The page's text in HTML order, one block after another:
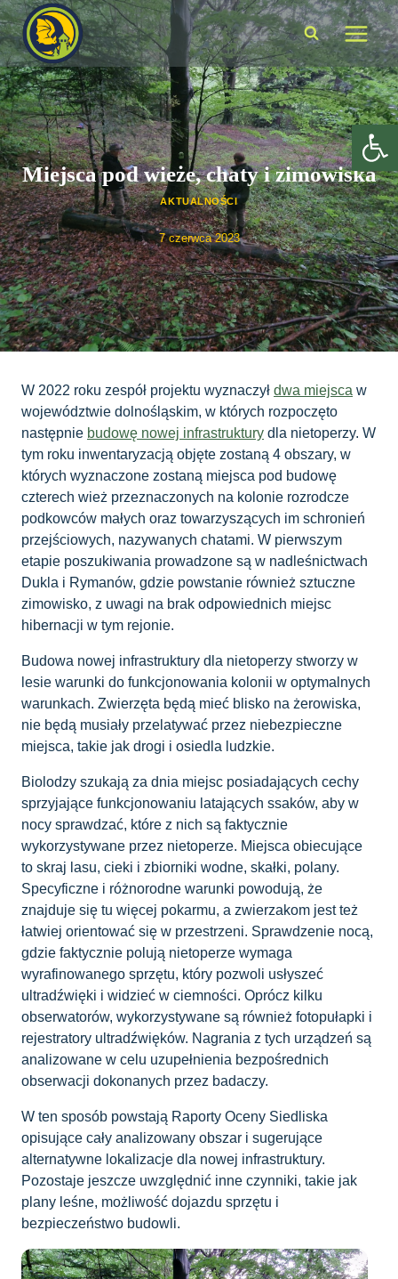
Przejdź
do
treści
Miejsca pod wieże, chaty i zimowiska
AKTUALNOŚCI
7 czerwca 2023
W 2022 roku zespół projektu wyznaczył dwa miejsca w
województwie dolnośląskim, w których rozpoczęto
następnie budowę nowej infrastruktury dla nietoperzy. W
tym roku inwentaryzacją objęte zostaną 4 obszary, w
których wyznaczone zostaną miejsca pod budowę
czterech wież przeznaczonych na kolonie rozrodcze
podkowców małych oraz towarzyszących im schronień
przejściowych, nazywanych chatami. W pierwszym
etapie poszukiwania prowadzone są w nadleśnictwach
Dukla i Rymanów, gdzie powstanie również sztuczne
zimowisko, z uwagi na brak odpowiednich miejsc
hibernacji w tym rejonie.
Budowa nowej infrastruktury dla nietoperzy stworzy w
lesie warunki do funkcjonowania kolonii w optymalnych
warunkach. Zwierzęta będą mieć blisko na żerowiska,
nie będą musiały przelatywać przez niebezpieczne
miejsca, takie jak drogi i osiedla ludzkie.
Biolodzy szukają za dnia miejsc posiadających cechy
sprzyjające funkcjonowaniu latających ssaków, aby w
nocy sprawdzać, które z nich są faktycznie
wykorzystywane przez nietoperze. Miejsca obiecujące
to skraj lasu, cieki i zbiorniki wodne, skałki, polany.
Specyficzne i różnorodne warunki powodują, że
znajduje się tu więcej pokarmu, a zwierzakom jest też
łatwiej orientować się w przestrzeni. Sprawdzenie nocą,
gdzie faktycznie polują nietoperze wymaga
wyrafinowanego sprzętu, który pozwoli usłyszeć
ultradźwięki i widzieć w ciemności. Oprócz kilku
obserwatorów, wykorzystywane są również fotopułapki i
rejestratory ultradźwięków. Nagrania z tych urządzeń są
analizowane w celu uzupełnienia bezpośrednich
obserwacji dokonanych przez badaczy.
W ten sposób powstają Raporty Oceny Siedliska
opisujące cały analizowany obszar i sugerujące
alternatywne lokalizacje dla nowej infrastruktury.
Pozostaje jeszcze uwzględnić inne czynniki, takie jak
plany leśne, możliwość dojazdu sprzętu i
bezpieczeństwo budowli.